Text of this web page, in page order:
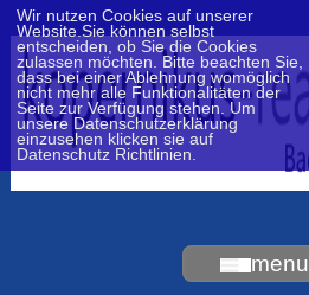
menu
Wir nutzen Cookies auf unserer
Website.Sie können selbst
entscheiden, ob Sie die Cookies
zulassen möchten. Bitte beachten Sie,
dass bei einer Ablehnung womöglich
nicht mehr alle Funktionalitäten der
Seite zur Verfügung stehen. Um
unsere Datenschutzerklärung
einzusehen klicken sie auf
Datenschutz Richtlinien.